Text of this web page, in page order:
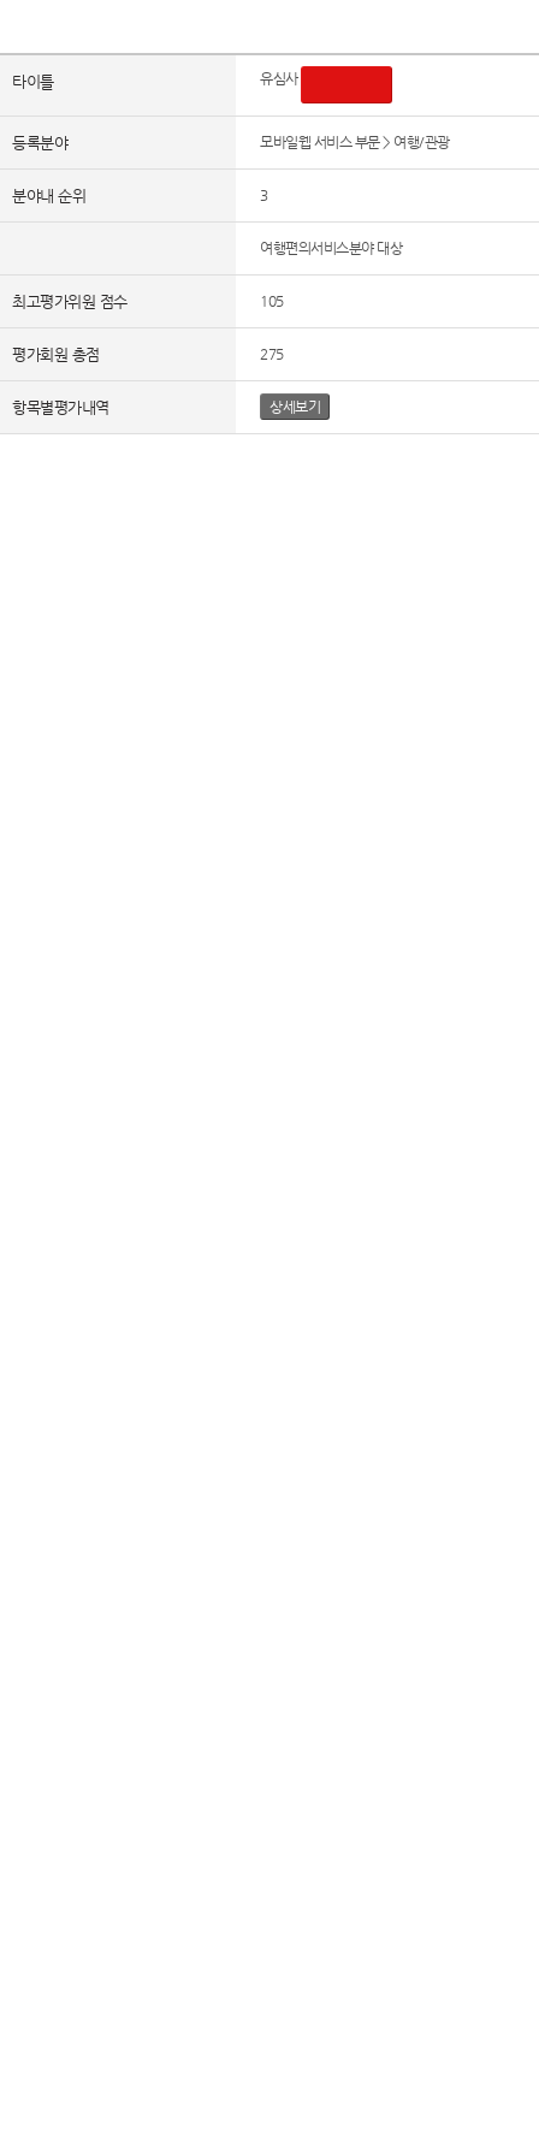
타이틀 유심사
등록분야 모바일웹 서비스 부문 > 여행/관광
분야내 순위 3
여행편의서비스분야 대상
최고평가위원 점수 105
평가회원 총점 275
항목별평가내역 상세보기